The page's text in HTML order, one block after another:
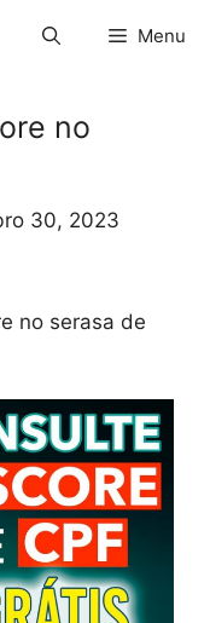
Menu
no
30, 2023
no serasa de